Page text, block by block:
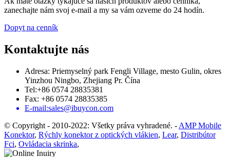
zanechajte nám svoj e-mail a my sa vám ozveme do 24 hodín.
Dopyt na cenník
Kontaktujte nás
Adresa: Priemyselný park Fengli Village, mesto Gulin, okres
Yinzhou Ningbo, Zhejiang Pr. Čína
Tel:+86 0574 28835381
Fax: +86 0574 28835385
E-mail:sales@ibuycon.com
© Copyright - 2010-2022: Všetky práva vyhradené. - AMP Mobile
Konektor, Rýchly konektor z optických vlákien, Lear, Distribútor
Fci, Ovládacia skrinka,